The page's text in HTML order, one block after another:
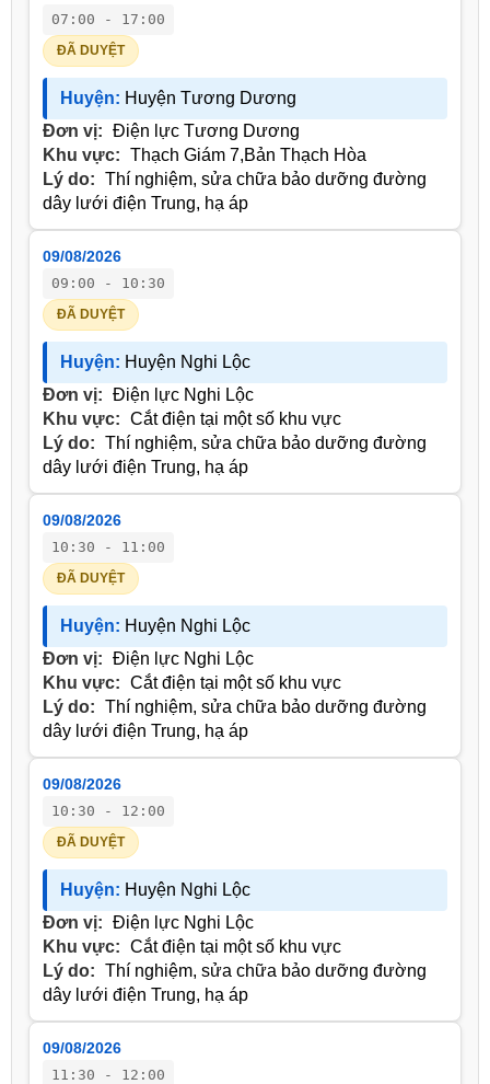
07:00 - 17:00
ĐÃ DUYỆT
Huyện: Huyện Tương Dương
Đơn vị: Điện lực Tương Dương
Khu vực: Thạch Giám 7,Bản Thạch Hòa
Lý do: Thí nghiệm, sửa chữa bảo dưỡng đường
dây lưới điện Trung, hạ áp
09/08/2026
09:00 - 10:30
ĐÃ DUYỆT
Huyện: Huyện Nghi Lộc
Đơn vị: Điện lực Nghi Lộc
Khu vực: Cắt điện tại một số khu vực
Lý do: Thí nghiệm, sửa chữa bảo dưỡng đường
dây lưới điện Trung, hạ áp
09/08/2026
10:30 - 11:00
ĐÃ DUYỆT
Huyện: Huyện Nghi Lộc
Đơn vị: Điện lực Nghi Lộc
Khu vực: Cắt điện tại một số khu vực
Lý do: Thí nghiệm, sửa chữa bảo dưỡng đường
dây lưới điện Trung, hạ áp
09/08/2026
10:30 - 12:00
ĐÃ DUYỆT
Huyện: Huyện Nghi Lộc
Đơn vị: Điện lực Nghi Lộc
Khu vực: Cắt điện tại một số khu vực
Lý do: Thí nghiệm, sửa chữa bảo dưỡng đường
dây lưới điện Trung, hạ áp
09/08/2026
11:30 - 12:00